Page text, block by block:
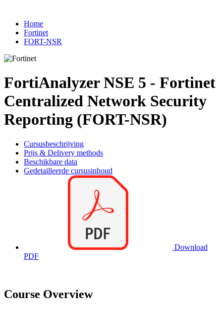
Home
Fortinet
FORT-NSR
FortiAnalyzer NSE 5 - Fortinet
Centralized Network Security
Reporting (FORT-NSR)
Cursusbeschrijving
Prijs & Delivery methods
Beschikbare data
Gedetailleerde cursusinhoud
Download
PDF
Course Overview